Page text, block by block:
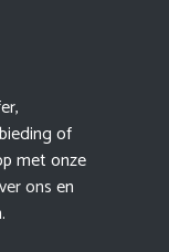
of
met onze
onsen